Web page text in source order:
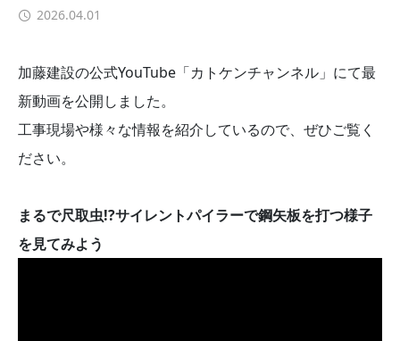
2026.04.01
加藤建設の公式YouTube「カトケンチャンネル」にて最
新動画を公開しました。
工事現場や様々な情報を紹介しているので、ぜひご覧く
ださい。
まるで尺取虫!?サイレントパイラーで鋼矢板を打つ様子
を見てみよう